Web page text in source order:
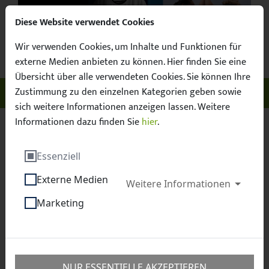
Facebook
X / Twitter
Instagram
YouTubeSuche
Unser Sachsen. Euer Fussball. Menü
Sächsischer Fußball-Verband e.V.
Publikationen
Mit drei verschiedenen Publikationen informiert der
Diese Website verwendet Cookies
Wir verwenden Cookies, um Inhalte und Funktionen für
externe Medien anbieten zu können. Hier finden Sie eine
Übersicht über alle verwendeten Cookies. Sie können Ihre
Zustimmung zu den einzelnen Kategorien geben sowie
sich weitere Informationen anzeigen lassen. Weitere
Informationen dazu finden Siehier.
Essenziell
Externe Medien
Marketing
Weitere Informationen